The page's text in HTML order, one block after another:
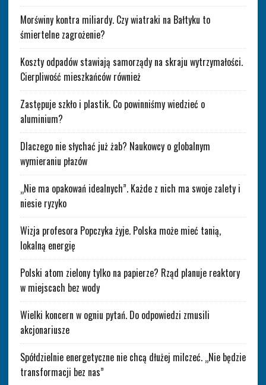
Morświny kontra miliardy. Czy wiatraki na Bałtyku to
śmiertelne zagrożenie?
Koszty odpadów stawiają samorządy na skraju wytrzymałości.
Cierpliwość mieszkańców również
Zastępuje szkło i plastik. Co powinniśmy wiedzieć o
aluminium?
Dlaczego nie słychać już żab? Naukowcy o globalnym
wymieraniu płazów
„Nie ma opakowań idealnych”. Każde z nich ma swoje zalety i
niesie ryzyko
Wizja profesora Popczyka żyje. Polska może mieć tanią,
lokalną energię
Polski atom zielony tylko na papierze? Rząd planuje reaktory
w miejscach bez wody
Wielki koncern w ogniu pytań. Do odpowiedzi zmusili
akcjonariusze
Spółdzielnie energetyczne nie chcą dłużej milczeć. „Nie będzie
transformacji bez nas”